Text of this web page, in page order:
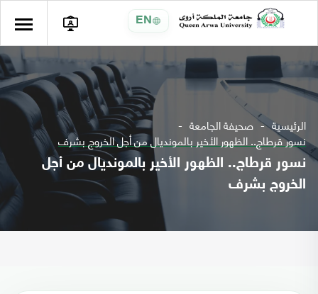
EN
الرئيسية صحيفة الجامعة
نسور قرطاج.. الظهور الأخير بالمونديال من أجل الخروج بشرف
نسور قرطاج.. الظهور الأخير بالمونديال من أجل
الخروج بشرف